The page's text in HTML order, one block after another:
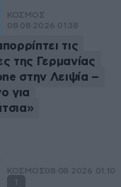
ΚΟΣΜΟΣ
08·08·2026 01:38
τις
της Γερμανίας
στην Λειψία –
για
ΚΟΣΜΟΣ08·08·2026 01:10
1